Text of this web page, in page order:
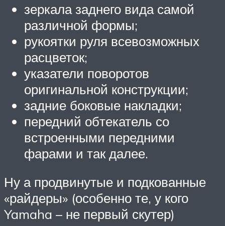
зеркала заднего вида самой
различной формы;
рукоятки руля всевозможных
расцветок;
указатели поворотов
оригинальной конструкции;
задние боковые накладки;
передний обтекатель со
встроенными передними
фарами и так далее.
Ну а продвинутые и подкованные
«райдеры» (особенно те, у кого
Yamaha – не первый скутер)